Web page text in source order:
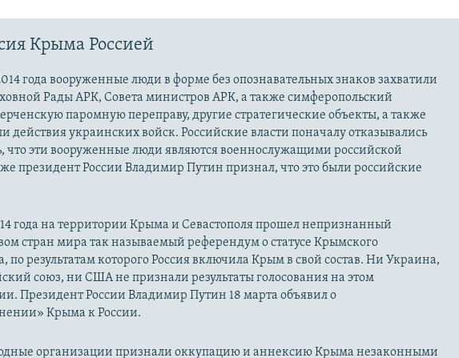
Крыма Россией
года вооруженные люди в форме без опознавательных знаков захватили
Рады АРК, Совета министров АРК, а также симферопольский
паромную переправу, другие стратегические объекты, а также
действия украинских войск. Российские власти поначалу отказывались
что эти вооруженные люди являются военнослужащими российской
президент России Владимир Путин признал, что это были российские
года на территории Крыма и Севастополя прошел непризнанный
стран мира так называемый референдум о статусе Крымского
по результатам которого Россия включила Крым в свой состав. Ни Украина,
союз, ни США не признали результаты голосования на этом
Президент России Владимир Путин 18 марта объявил о
Крыма к России.
организации признали оккупацию и аннексию Крыма незаконными